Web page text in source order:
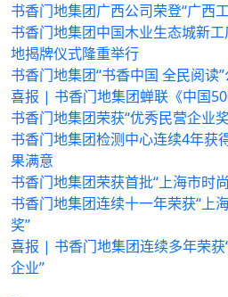
书香门地集团广西公司荣登“广西
书香门地集团中国木业生态城新
地揭牌仪式隆重举行
书香门地集团“书香中国 全民阅读
喜报 | 书香门地集团蝉联《中国
书香门地集团荣获“优秀民营企业
书香门地集团检测中心连续4年获
果满意
书香门地集团荣获首批“上海市时
书香门地集团连续十一年荣获“上
奖”
喜报 | 书香门地集团连续多年荣
企业”